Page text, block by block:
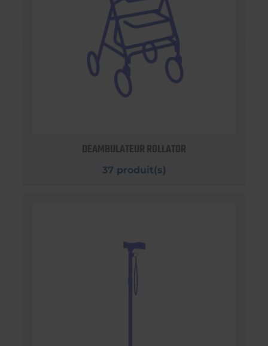
DEAMBULATEUR ROLLATOR
37 produit(s)